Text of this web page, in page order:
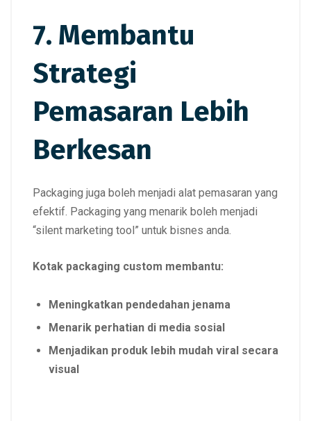
7. Membantu
Strategi
Pemasaran Lebih
Berkesan
Packaging juga boleh menjadi alat pemasaran yang
efektif. Packaging yang menarik boleh menjadi
“silent marketing tool” untuk bisnes anda.
Kotak packaging custom membantu:
Meningkatkan pendedahan jenama
Menarik perhatian di media sosial
Menjadikan produk lebih mudah viral secara
visual